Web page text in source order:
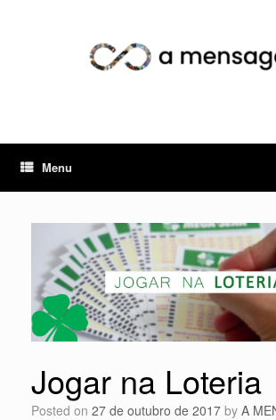
Menu
Jogar na Loteria
Posted on 27 de outubro de 2017 by A